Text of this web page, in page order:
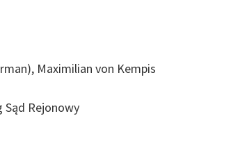
Maximilian von Kempis
Sąd Rejonowy